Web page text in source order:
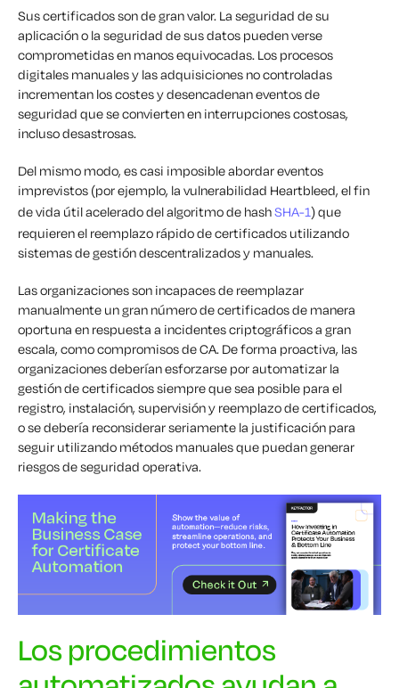
Sus certificados son de gran valor. La seguridad de su
aplicación o la seguridad de sus datos pueden verse
comprometidas en manos equivocadas. Los procesos
digitales manuales y las adquisiciones no controladas
incrementan los costes y desencadenan eventos de
seguridad que se convierten en interrupciones costosas,
incluso desastrosas.
Del mismo modo, es casi imposible abordar eventos
imprevistos (por ejemplo, la vulnerabilidad Heartbleed, el fin
de vida útil acelerado del algoritmo de hashSHA-1) que
requieren el reemplazo rápido de certificados utilizando
sistemas de gestión descentralizados y manuales.
Las organizaciones son incapaces de reemplazar
manualmente un gran número de certificados de manera
oportuna en respuesta a incidentes criptográficos a gran
escala, como compromisos de CA. De forma proactiva, las
organizaciones deberían esforzarse por automatizar la
gestión de certificados siempre que sea posible para el
registro, instalación, supervisión y reemplazo de certificados,
o se debería reconsiderar seriamente la justificación para
seguir utilizando métodos manuales que puedan generar
riesgos de seguridad operativa.
Los procedimientos